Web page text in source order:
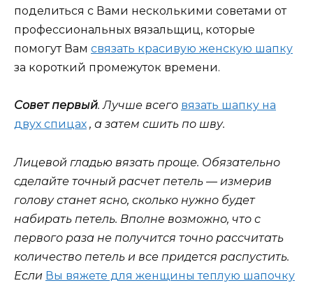
поделиться с Вами несколькими советами от
профессиональных вязальщиц, которые
помогут Вам связать красивую женскую шапку
за короткий промежуток времени.
Совет первый. Лучше всего вязать шапку на
двух спицах , а затем сшить по шву.
Лицевой гладью вязать проще. Обязательно
сделайте точный расчет петель — измерив
голову станет ясно, сколько нужно будет
набирать петель. Вполне возможно, что с
первого раза не получится точно рассчитать
количество петель и все придется распустить.
Если Вы вяжете для женщины теплую шапочку